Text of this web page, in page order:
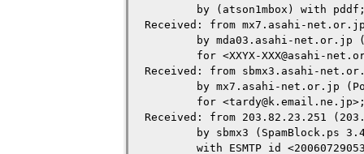
by (atson1mbox) with
Received: from mx7.asahi-
by mda03.asahi-net.or.jp
for <XXYX-XXX@asahi-
Received: from sbmx3.asahi-
by mx7.asahi-net.or.jp
for
Received: from 203.82.23.251
by sbmx3 (SpamBlock.ps
with ESMTP id